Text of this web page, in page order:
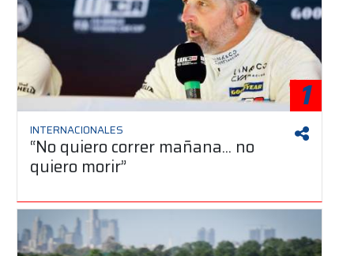
1
INTERNACIONALES
“No quiero correr mañana... no
quiero morir”